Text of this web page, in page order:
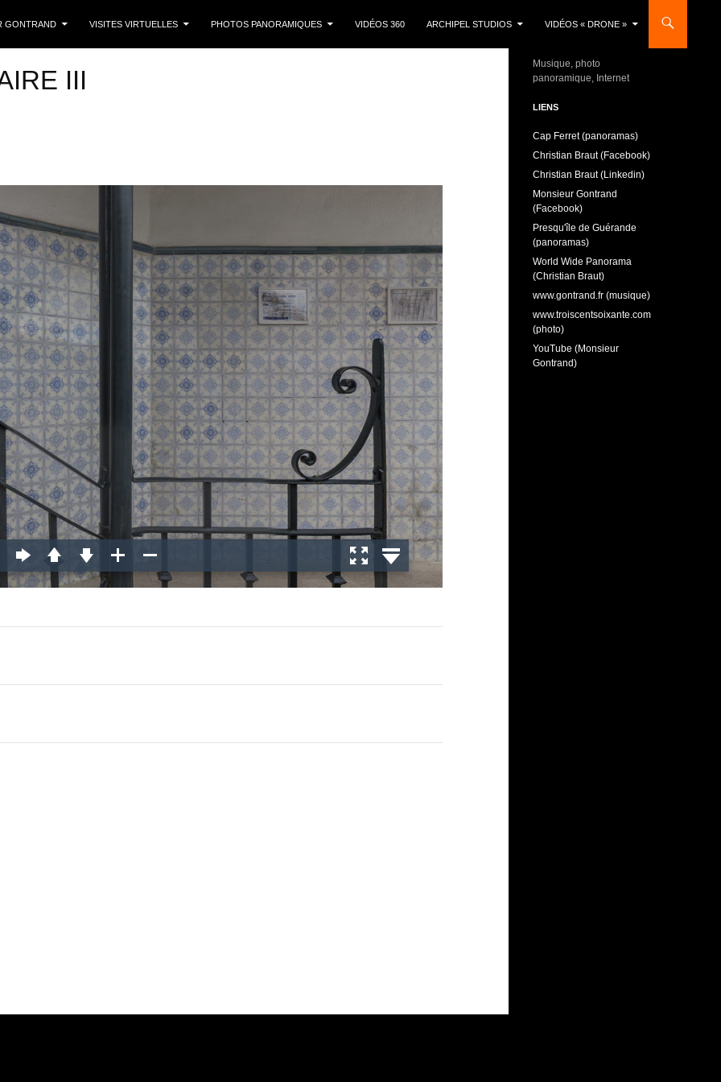
GONTRAND
VISITES VIRTUELLES PHOTOS PANORAMIQUES VIDÉOS 360 ARCHIPEL STUDIOS VIDÉOS « DRONE »
III
Musique, photo
panoramique, Internet
LIENS
Cap Ferret (panoramas)
Christian Braut (Facebook)
Christian Braut (Linkedin)
Monsieur Gontrand
(Facebook)
Presqu'île de Guérande
(panoramas)
World Wide Panorama
(Christian Braut)
www.gontrand.fr (musique)
www.troiscentsoixante.com
(photo)
YouTube (Monsieur
Gontrand)